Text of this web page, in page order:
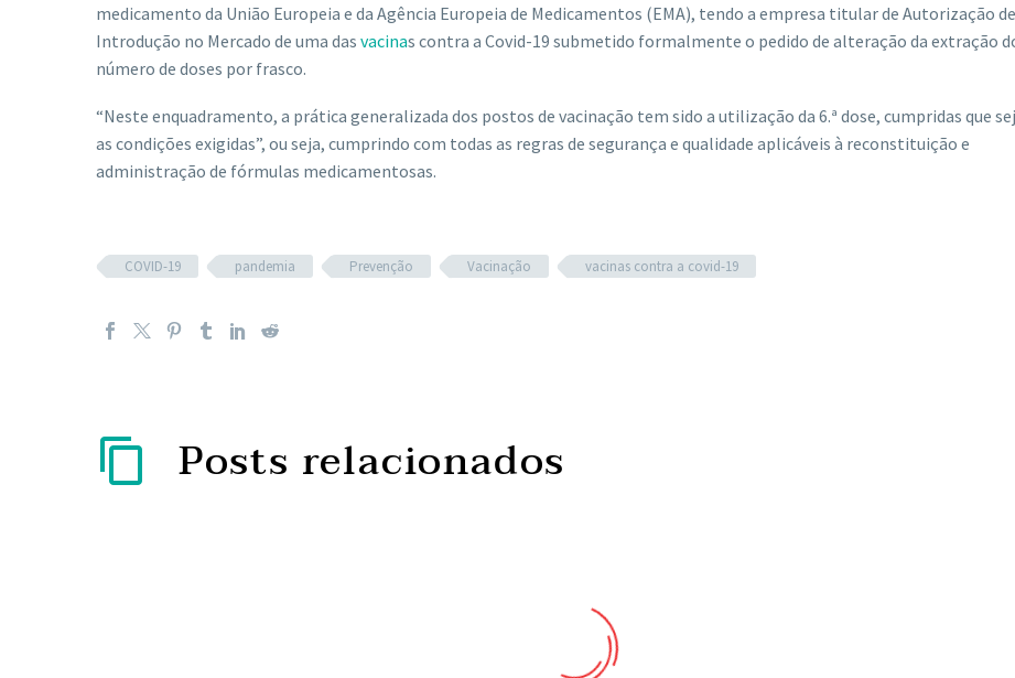
medicamento da União Europeia e da Agência Europeia de Medicamentos (EMA), tendo a empresa titular de Autorização de
Introdução no Mercado de uma das vacinas contra a Covid-19 submetido formalmente o pedido de alteração da extração
número de doses por frasco.
“Neste enquadramento, a prática generalizada dos postos de vacinação tem sido a utilização da 6.ª dose, cumpridas que
as condições exigidas”, ou seja, cumprindo com todas as regras de segurança e qualidade aplicáveis à reconstituição e
administração de fórmulas medicamentosas.
COVID-19 pandemia Prevenção Vacinação vacinas contra a covid-19
Posts relacionados